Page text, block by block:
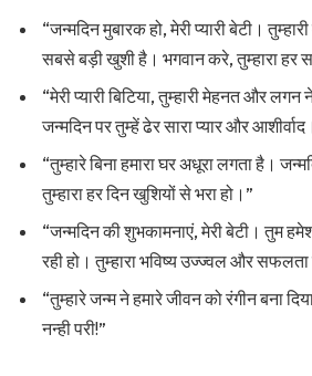
“जन्मदिन मुबारक हो, मेरी प्यारी बेटी।
सबसे बड़ी खुशी है। भगवान करे, तुम्हारा हर
“मेरी प्यारी बिटिया, तुम्हारी मेहनत और लगन
जन्मदिन पर तुम्हें ढेर सारा प्यार और
“तुम्हारे बिना हमारा घर अधूरा लगता है।
तुम्हारा हर दिन खुशियों से भरा हो।”
“जन्मदिन की शुभकामनाएं, मेरी बेटी। तुम
रही हो। तुम्हारा भविष्य उज्ज्वल और सफलता
“तुम्हारे जन्म ने हमारे जीवन को रंगीन बना
नन्ही परी!”